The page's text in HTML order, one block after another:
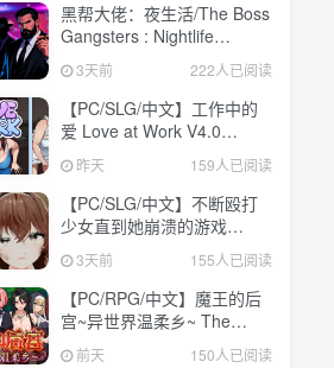
黑帮大佬：夜生活/The Boss
Gangsters : Nightlife
Build.21376939|模拟经营|容
量8.4GB|免安装绿色中文版
3天前 222人已阅读
【PC/SLG/中文】工作中的
爱 Love at Work V4.0
STEAM官方中文版
【3.1GB】
昨天 159人已阅读
【PC/SLG/中文】不断殴打
少女直到她崩溃的游戏
V1.0.0 汉化版【473MB】
3天前 155人已阅读
【PC/RPG/中文】魔王的后
宫~异世界温柔乡~ The
Demon King: Harem
前天 150人已阅读